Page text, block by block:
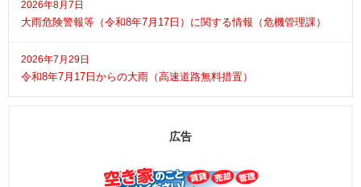
2026年8月7日
大雨危険警報等（令和8年7月17日）に関する情報（危機管理課）
2026年7月29日
令和8年7月17日からの大雨（高速道路無料措置）
広告